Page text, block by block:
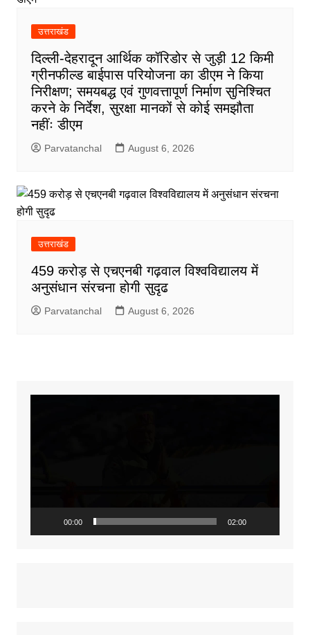
उत्तराखंड
दिल्ली-देहरादून आर्थिक कॉरिडोर से जुड़ी 12 किमी
ग्रीनफील्ड बाईपास परियोजना का डीएम ने किया
निरीक्षण; समयबद्ध एवं गुणवत्तापूर्ण निर्माण सुनिश्चित
करने के निर्देश, सुरक्षा मानकों से कोई समझौता
नहींः डीएम
Parvatanchal August 6, 2026
उत्तराखंड
459 करोड़ से एचएनबी गढ़वाल विश्वविद्यालय में
अनुसंधान संरचना होगी सुदृढ
Parvatanchal August 6, 2026
00:00 02:00